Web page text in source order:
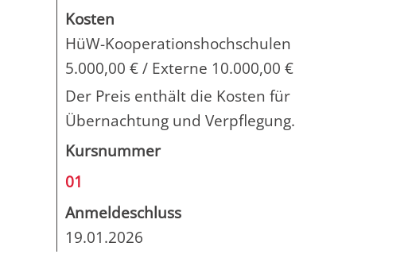
Kosten
HüW-Kooperationshochschulen
5.000,00 € / Externe 10.000,00 €
Der Preis enthält die Kosten für
Übernachtung und Verpflegung.
Kursnummer
01
Anmeldeschluss
19.01.2026